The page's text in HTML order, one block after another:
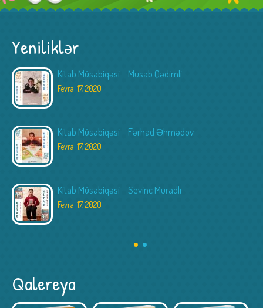
Yeniliklər
Kitab Müsabiqəsi – Musab Qədimli
Fevral 17, 2020
Kitab Müsabiqəsi – Fərhad Əhmədov
Fevral 17, 2020
Kitab Müsabiqəsi – Sevinc Muradlı
Fevral 17, 2020
Qalereya